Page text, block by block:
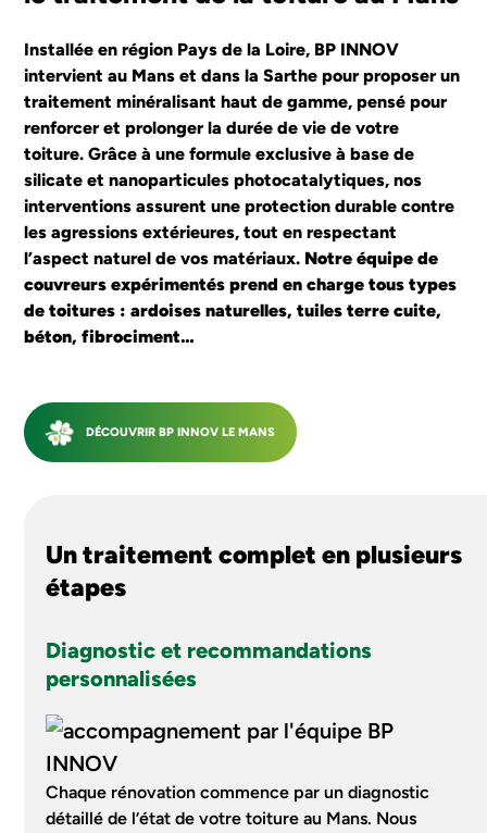
J'ESTIME MON PROJET
Installée en région Pays de la Loire, BP INNOV
intervient au Mans et dans la Sarthe pour proposer un
traitement minéralisant haut de gamme, pensé pour
renforcer et prolonger la durée de vie de votre
toiture. Grâce à une formule exclusive à base de
silicate et nanoparticules photocatalytiques, nos
interventions assurent une protection durable contre
les agressions extérieures, tout en respectant
l’aspect naturel de vos matériaux. Notre équipe de
couvreurs expérimentés prend en charge tous types
de toitures : ardoises naturelles, tuiles terre cuite,
béton, fibrociment…
DÉCOUVRIR BP INNOV LE MANS
Un traitement complet en plusieurs
étapes
Diagnostic et recommandations
personnalisées
Chaque rénovation commence par un diagnostic
détaillé de l’état de votre toiture au Mans. Nous